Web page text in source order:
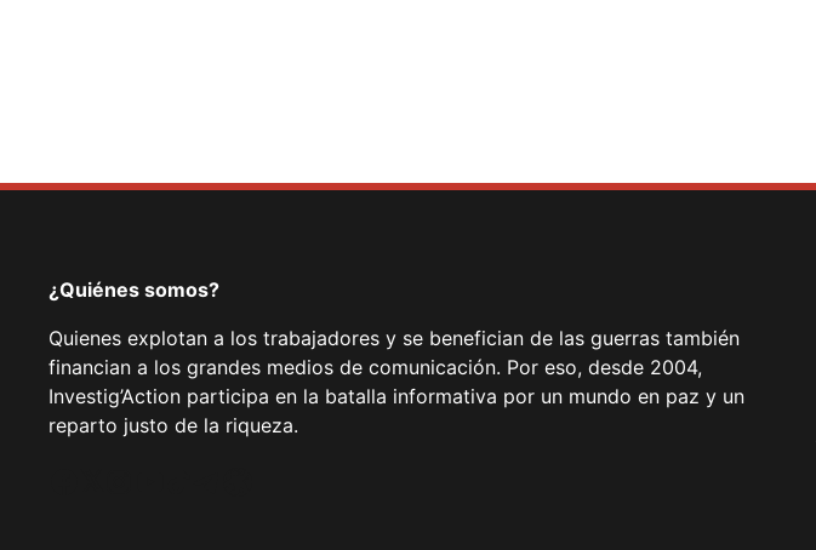
¿Quiénes somos?
Quienes explotan a los trabajadores y se benefician de las guerras también
financian a los grandes medios de comunicación. Por eso, desde 2004,
Investig’Action participa en la batalla informativa por un mundo en paz y un
reparto justo de la riqueza.